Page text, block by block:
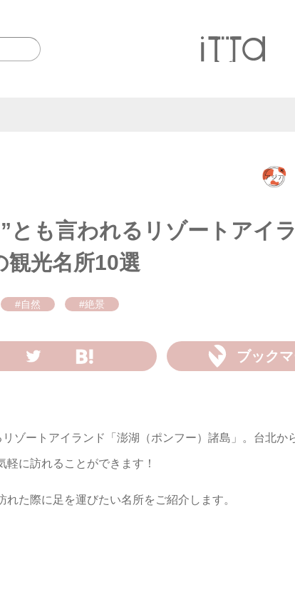
とも言われるリゾートアイ
観光名所10選
#自然 #絶景
ブック
リゾートアイランド「澎湖（ポンフー）諸島」。台北か
に訪れることができます！
た際に足を運びたい名所をご紹介します。